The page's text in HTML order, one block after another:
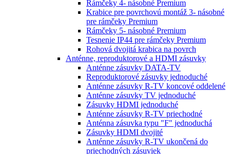
Rámčeky 4- násobné Premium
Krabice pre povrchovú montáž 3- násobné
pre rámčeky Premium
Rámčeky 5- násobné Premium
Tesnenie IP44 pre rámčeky Premium
Rohová dvojitá krabica na povrch
Anténne, reproduktorové a HDMI zásuvky
Anténne zásuvky DATA-TV
Reproduktorové zásuvky jednoduché
Anténne zásuvky R-TV koncové oddelené
Anténne zásuvky TV jednoduché
Zásuvky HDMI jednoduché
Anténne zásuvky R-TV priechodné
Anténna zásuvka typu "F" jednoduchá
Zásuvky HDMI dvojité
Anténne zásuvky R-TV ukončená do
priechodných zásuviek